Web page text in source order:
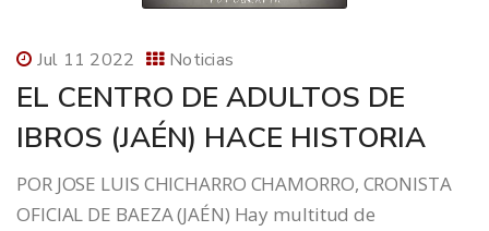
Jul 11 2022 Noticias
EL CENTRO DE ADULTOS DE
IBROS (JAÉN) HACE HISTORIA
POR JOSE LUIS CHICHARRO CHAMORRO, CRONISTA
OFICIAL DE BAEZA (JAÉN) Hay multitud de